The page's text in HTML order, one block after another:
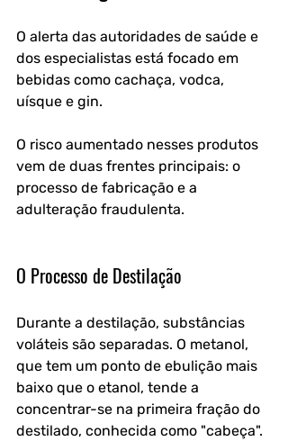
O alerta das autoridades de saúde e
dos especialistas está focado em
bebidas como cachaça, vodca,
uísque e gin.
O risco aumentado nesses produtos
vem de duas frentes principais: o
processo de fabricação e a
adulteração fraudulenta.
O Processo de Destilação
Durante a destilação, substâncias
voláteis são separadas. O metanol,
que tem um ponto de ebulição mais
baixo que o etanol, tende a
concentrar-se na primeira fração do
destilado, conhecida como "cabeça".